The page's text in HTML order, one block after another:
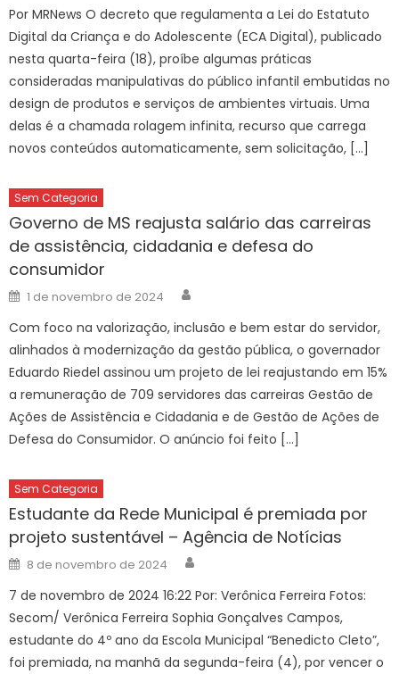
Por MRNews O decreto que regulamenta a Lei do Estatuto
Digital da Criança e do Adolescente (ECA Digital), publicado
nesta quarta-feira (18), proíbe algumas práticas
consideradas manipulativas do público infantil embutidas no
design de produtos e serviços de ambientes virtuais. Uma
delas é a chamada rolagem infinita, recurso que carrega
novos conteúdos automaticamente, sem solicitação, […]
Sem Categoria
Governo de MS reajusta salário das carreiras
de assistência, cidadania e defesa do
consumidor
Posted
on
1 de novembro de 2024
Com foco na valorização, inclusão e bem estar do servidor,
alinhados à modernização da gestão pública, o governador
Eduardo Riedel assinou um projeto de lei reajustando em 15%
a remuneração de 709 servidores das carreiras Gestão de
Ações de Assistência e Cidadania e de Gestão de Ações de
Defesa do Consumidor. O anúncio foi feito […]
Sem Categoria
Estudante da Rede Municipal é premiada por
projeto sustentável – Agência de Notícias
Posted
on
8 de novembro de 2024
7 de novembro de 2024 16:22 Por: Verônica Ferreira Fotos:
Secom/ Verônica Ferreira Sophia Gonçalves Campos,
estudante do 4º ano da Escola Municipal “Benedicto Cleto”,
foi premiada, na manhã da segunda-feira (4), por vencer o